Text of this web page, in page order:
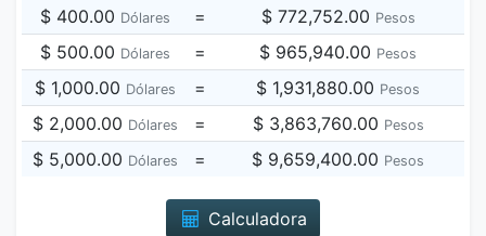
$ 400.00 Dólares = $ 772,752.00 Pesos
$ 500.00 Dólares = $ 965,940.00 Pesos
$ 1,000.00 Dólares = $ 1,931,880.00 Pesos
$ 2,000.00 Dólares = $ 3,863,760.00 Pesos
$ 5,000.00 Dólares = $ 9,659,400.00 Pesos
Calculadora